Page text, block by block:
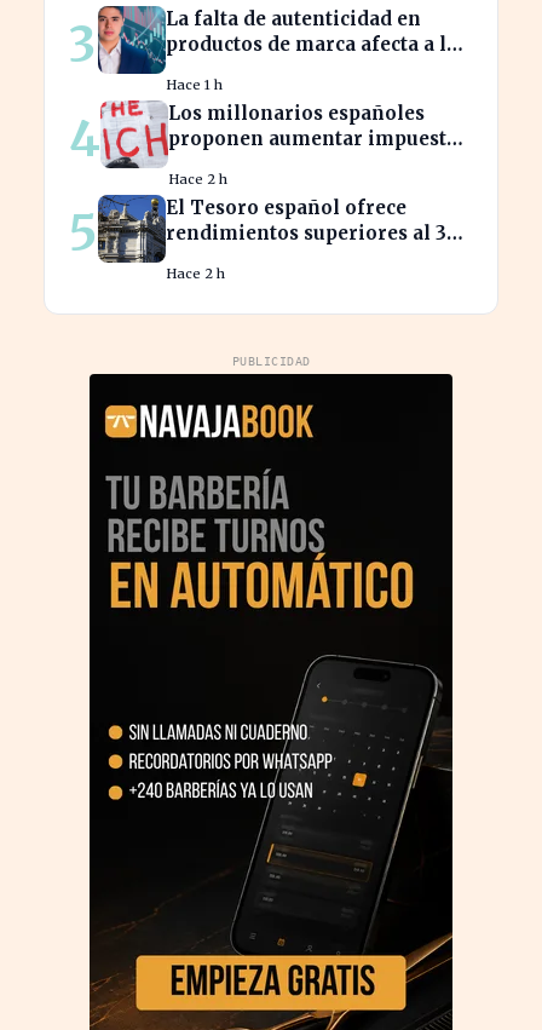
3
La falta de autenticidad en
productos de marca afecta a los
Hace 1 h
4
Los millonarios españoles
proponen aumentar impuestos
económica
Hace 2 h
5
El Tesoro español ofrece
rendimientos superiores al 3%
Hace 2 h
PUBLICIDAD